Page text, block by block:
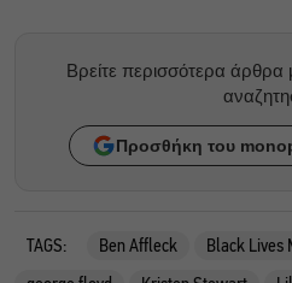
Βρείτε περισσότερα
Προσθήκη του
TAGS: Ben Affleck Black Lives